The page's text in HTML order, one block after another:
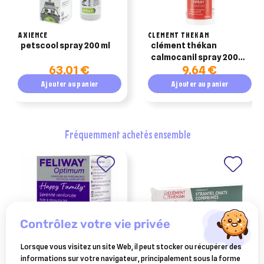
AXIENCE
petscool spray 200 ml
63,01 €
Ajouter au panier
CLEMENT THEKAN
clément thékan
calmocanil spray 200
9,64 €
Ajouter au panier
fréquemment achetés ensemble
contrôlez votre vie privée
Lorsque vous visitez un site Web, il peut stocker ou récupérer des
informations sur votre navigateur, principalement sous la forme